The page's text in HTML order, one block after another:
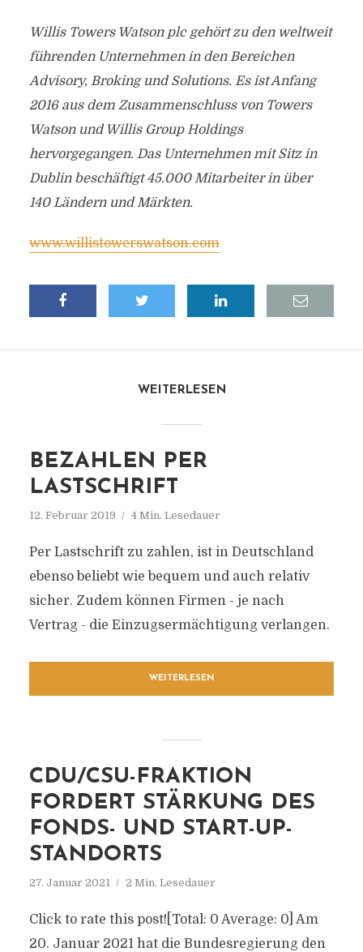
Willis Towers Watson plc gehört zu den weltweit
führenden Unternehmen in den Bereichen
Advisory, Broking und Solutions. Es ist Anfang
2016 aus dem Zusammenschluss von Towers
Watson und Willis Group Holdings
hervorgegangen. Das Unternehmen mit Sitz in
Dublin beschäftigt 45.000 Mitarbeiter in über
140 Ländern und Märkten.
www.willistowerswatson.com
WEITERLESEN
BEZAHLEN PER
LASTSCHRIFT
12. Februar 2019 4 Min. Lesedauer
Per Lastschrift zu zahlen, ist in Deutschland
ebenso beliebt wie bequem und auch relativ
sicher. Zudem können Firmen - je nach
Vertrag - die Einzugsermächtigung verlangen.
WEITERLESEN
CDU/CSU-FRAKTION
FORDERT STÄRKUNG DES
FONDS- UND START-UP-
STANDORTS
27. Januar 2021 2 Min. Lesedauer
Click to rate this post![Total: 0 Average: 0] Am
20. Januar 2021 hat die Bundesregierung den